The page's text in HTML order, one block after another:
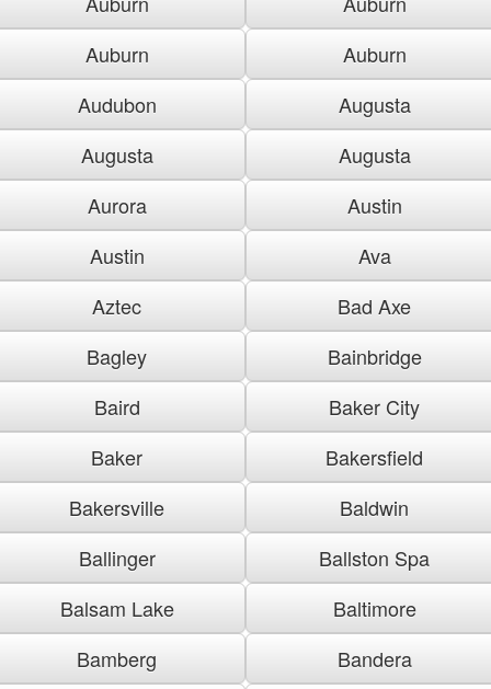
Auburn
Auburn
Audubon
Augusta
Augusta
Augusta
Aurora
Austin
Austin
Ava
Aztec
Bad Axe
Bagley
Bainbridge
Baird
Baker City
Baker
Bakersfield
Bakersville
Baldwin
Ballinger
Ballston Spa
Balsam Lake
Baltimore
Bamberg
Bandera